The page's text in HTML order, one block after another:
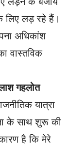
लड़ रहे हैं।
अधिकांश
वास्तविक
गहलोत
यात्रा
के साथ शुरू की
है कि मेरे